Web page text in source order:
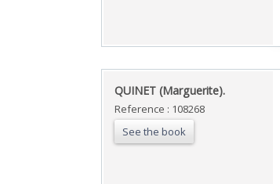
‎QUINET (Marguerite).‎
Reference : 108268
See the book